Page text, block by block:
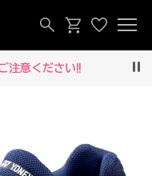
注意ください‼